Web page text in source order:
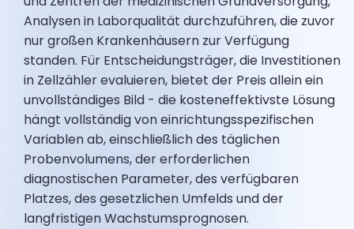
Analysen in Laborqualität durchzuführen, die zuvor
nur großen Krankenhäusern zur Verfügung
standen. Für Entscheidungsträger, die Investitionen
in Zellzähler evaluieren, bietet der Preis allein ein
unvollständiges Bild - die kosteneffektivste Lösung
hängt vollständig von einrichtungsspezifischen
Variablen ab, einschließlich des täglichen
Probenvolumens, der erforderlichen
diagnostischen Parameter, des verfügbaren
Platzes, des gesetzlichen Umfelds und der
langfristigen Wachstumsprognosen.